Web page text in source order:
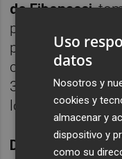
de Fibonacci,
punto de partida
pasado, cuando
con fuerza al
30.000 dólares
los niveles
Diego Morín es
Uso
datos
Nosotros y
cookies y
almacenar y
dispositivo y
como su